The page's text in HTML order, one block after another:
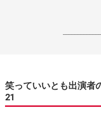
笑っていいとも出演者
21